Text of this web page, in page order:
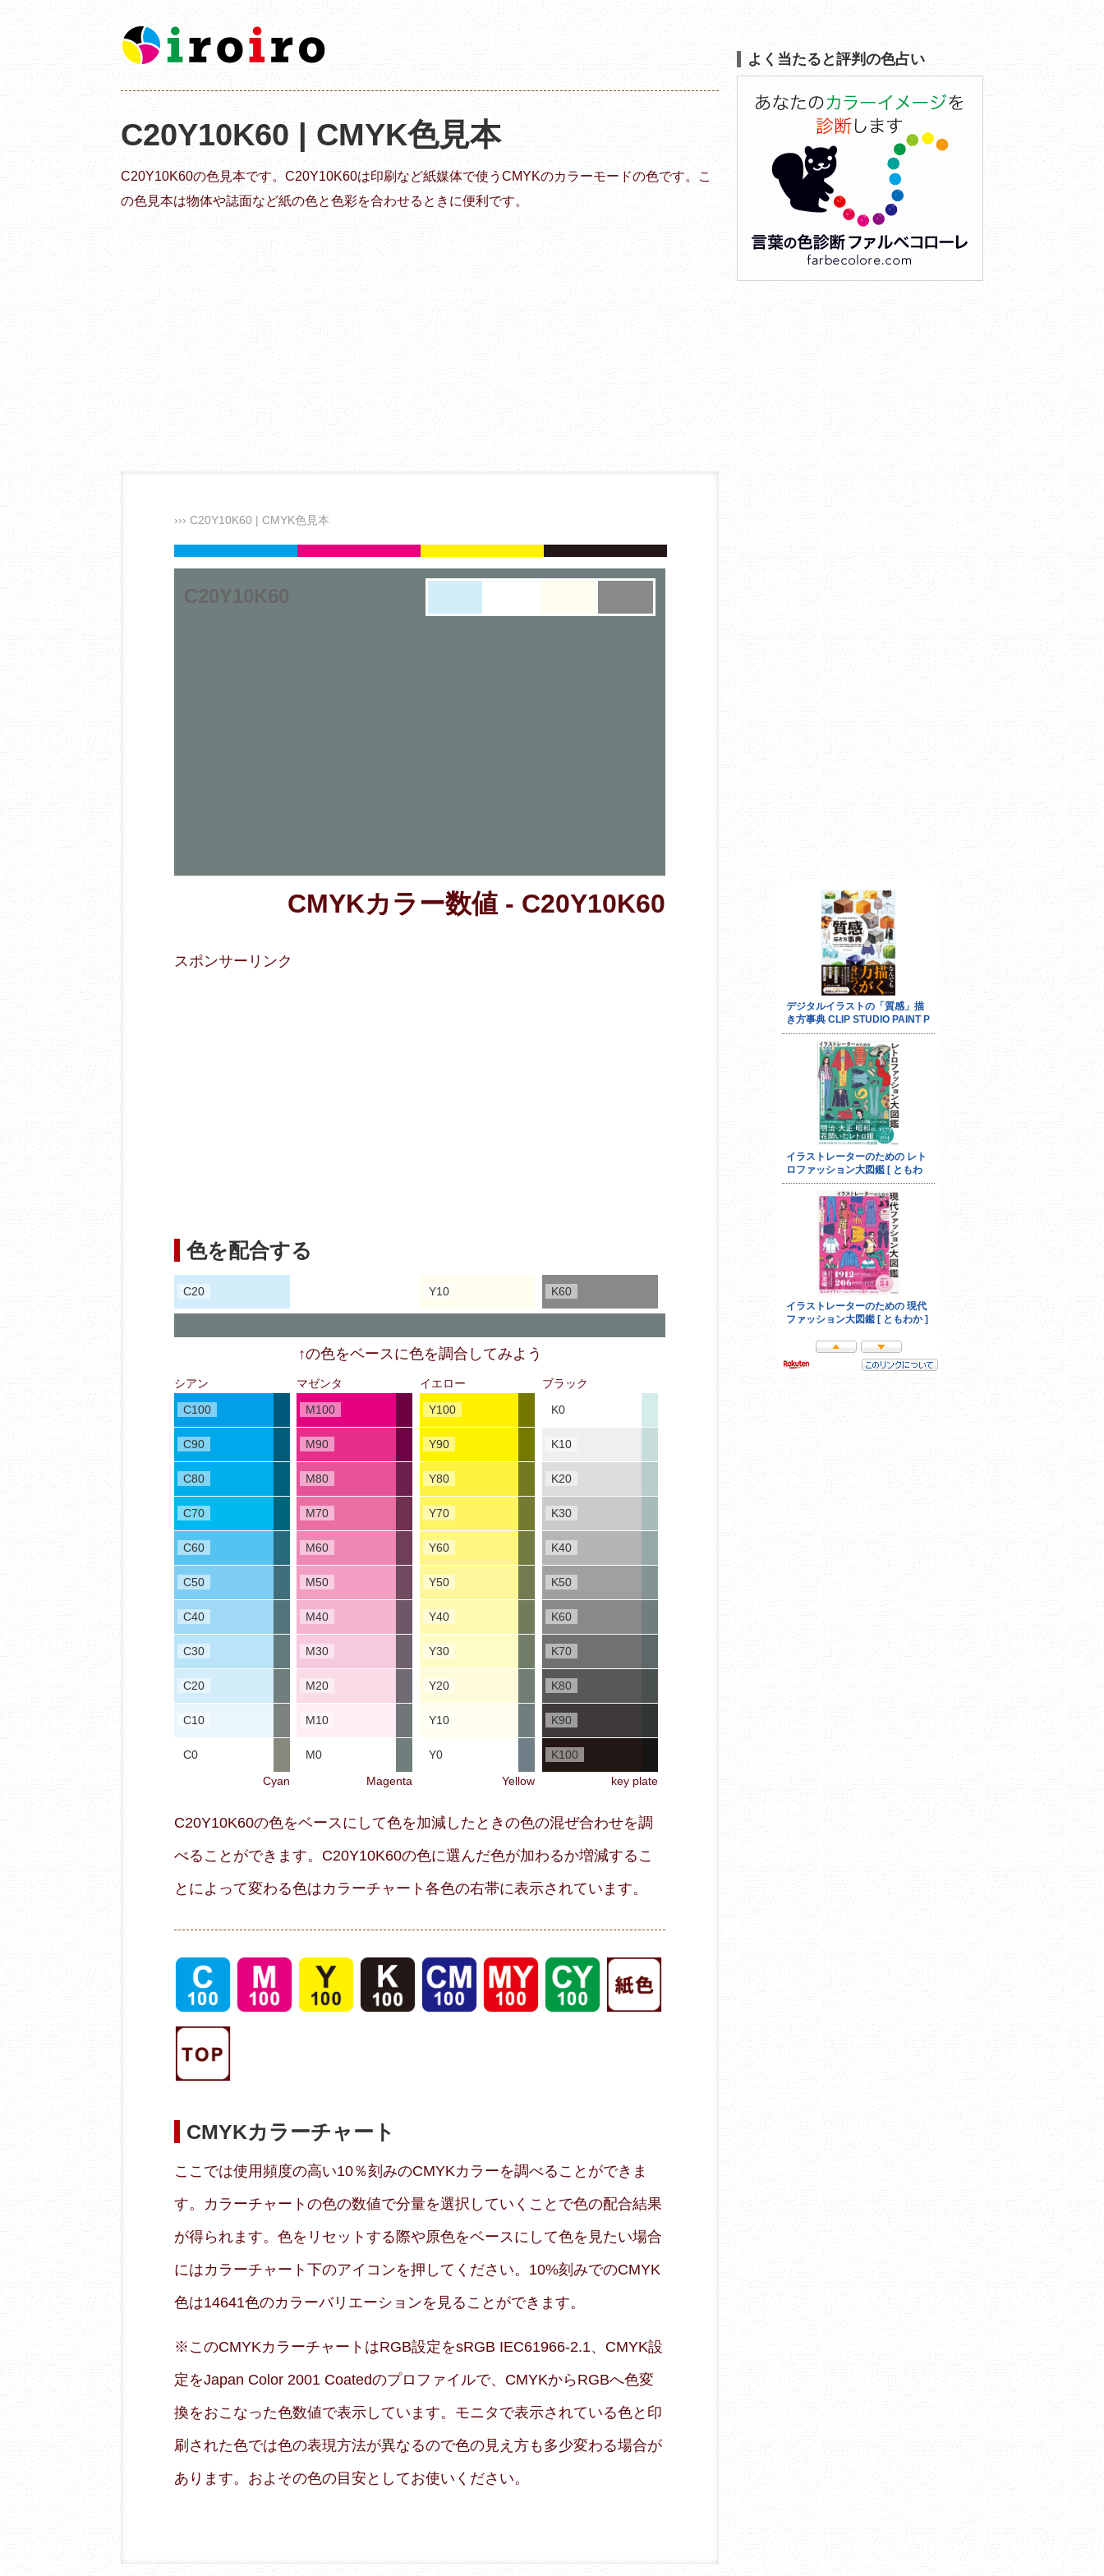
C20Y10K60 | CMYK色見本
C20Y10K60の色見本です。C20Y10K60は印刷など紙媒体で使うCMYKのカラーモードの色です。こ
の色見本は物体や誌面など紙の色と色彩を合わせるときに便利です。
››› C20Y10K60 | CMYK色見本
C20Y10K60
CMYKカラー数値 - C20Y10K60
スポンサーリンク
色を配合する
C20 Y10 K60
↑の色をベースに色を調合してみよう
シアン
C100
C90
C80
C70
C60
C50
C40
C30
C20
C10
C0
Cyan
マゼンタ
M100
M90
M80
M70
M60
M50
M40
M30
M20
M10
M0
Magenta
イエロー
Y100
Y90
Y80
Y70
Y60
Y50
Y40
Y30
Y20
Y10
Y0
Yellow
ブラック
K0
K10
K20
K30
K40
K50
K60
K70
K80
K90
K100
key plate
C20Y10K60の色をベースにして色を加減したときの色の混ぜ合わせを調
べることができます。C20Y10K60の色に選んだ色が加わるか増減するこ
とによって変わる色はカラーチャート各色の右帯に表示されています。
CMYKカラーチャート
ここでは使用頻度の高い10％刻みのCMYKカラーを調べることができま
す。カラーチャートの色の数値で分量を選択していくことで色の配合結果
が得られます。色をリセットする際や原色をベースにして色を見たい場合
にはカラーチャート下のアイコンを押してください。10%刻みでのCMYK
色は14641色のカラーバリエーションを見ることができます。
※このCMYKカラーチャートはRGB設定をsRGB IEC61966-2.1、CMYK設
定をJapan Color 2001 Coatedのプロファイルで、CMYKからRGBへ色変
換をおこなった色数値で表示しています。モニタで表示されている色と印
刷された色では色の表現方法が異なるので色の見え方も多少変わる場合が
あります。およその色の目安としてお使いください。
よく当たると評判の色占い